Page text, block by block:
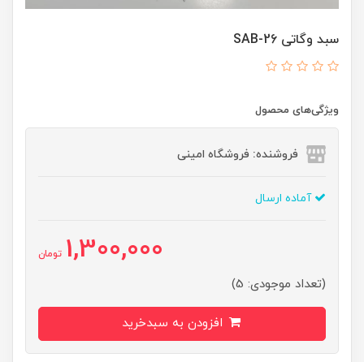
سبد وگاتی SAB-26
ویژگی‌های محصول
فروشنده: فروشگاه امینی
آماده ارسال
1,300,000 تومان
(تعداد موجودی: 5)